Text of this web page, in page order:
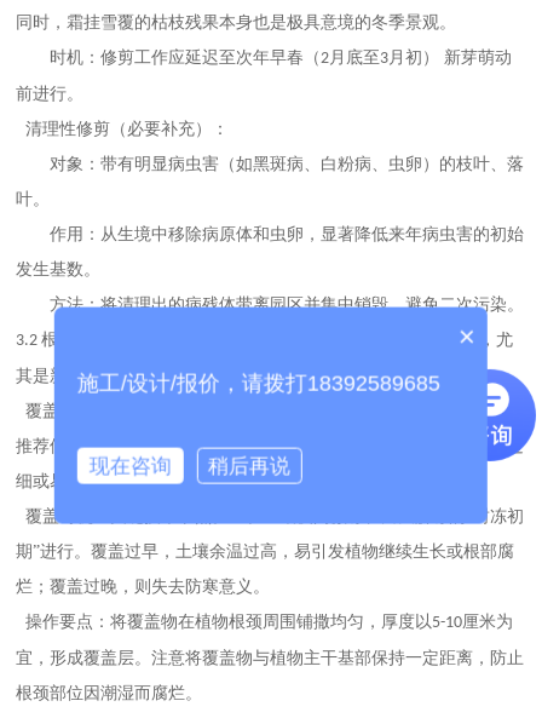
同时，霜挂雪覆的枯枝残果本身也是极具意境的冬季景观。
时机：修剪工作应延迟至次年早春（2月底至 3月初） 新芽萌动
前进行。
清理性修剪（必要补充）：
对象：带有明显病虫害（如黑斑病、白粉病、虫卵）的枝叶、落
叶。
作用：从生境中移除病原体和虫卵，显著降低来年病虫害的初始
发生基数。
方法：将清理出的病残体带离园区并集中销毁，避免二次污染。
3.2根区覆盖保温技术：营造土壤“保温层”根区覆盖是保证植物，尤
其是新栽植及耐寒性较弱植物安全越冬的最有效措施。
覆盖材料选择：理想覆盖物应兼具保温、透气和改良土壤的功能。
推荐使用腐熟松针、碎树皮、木片、腐叶土等有机材料。避免使用过
细或易板结的材料，如未经处理的草屑。
覆盖时机：关键技术节点。应在土壤夜间微冻、白天解冻的
“封冻初
期”进行。覆盖过早，土壤余温过高，易引发植物继续生长或根部腐
烂；覆盖过晚，则失去防寒意义。
操作要点：将覆盖物在植物根颈周围铺撒均匀，厚度以5-10厘米为
宜，形成覆盖层。注意将覆盖物与植物主干基部保持一定距离，防止
根颈部位因潮湿而腐烂。
×
施工/设计/报价，请拨打18392589685
现在咨询 稍后再说